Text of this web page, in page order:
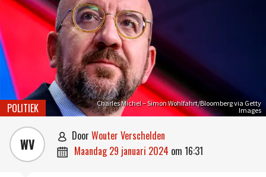
Charles Michel – Simon Wohlfahrt/Bloomberg via Getty
Images
POLITIEK
WV  door Wouter Verschelden
 maandag 29 januari 2024 om 16:31